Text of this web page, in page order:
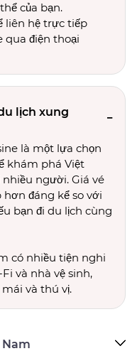
của bạn.
liên hệ trực tiếp
qua điện thoại
lịch xung
là một lựa chọn
khám phá Việt
người. Giá vé
đáng kể so với
bạn đi du lịch cùng
có nhiều tiện nghi
và nhà vệ sinh,
và thú vị.
Nam